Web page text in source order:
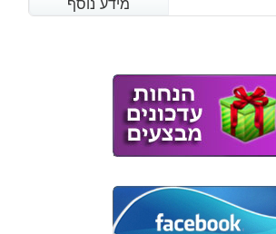
מידע נוסף
מידע נוסף